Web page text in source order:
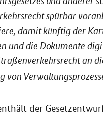
spürbar
damit künftig der
und die Dokumente
an
von
der